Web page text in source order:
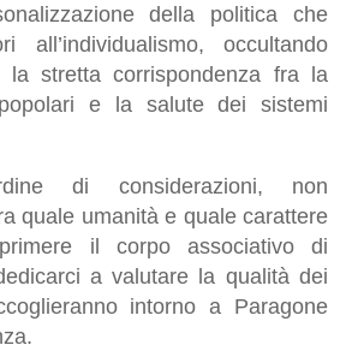
della politica che
all’individualismo, occultando
la stretta corrispondenza fra la
e la salute dei sistemi
di considerazioni, non
quale umanità e quale carattere
il corpo associativo di
a valutare la qualità dei
intorno a Paragone